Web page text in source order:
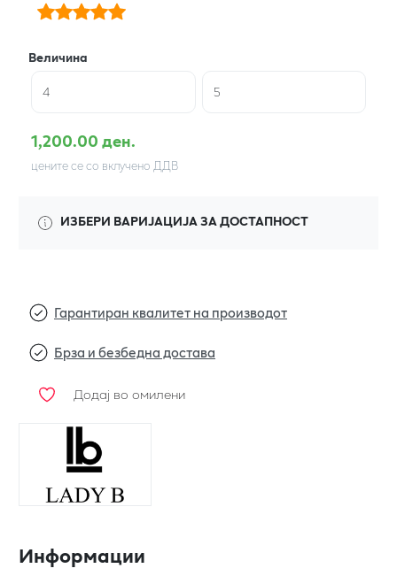
Величина
4
5
1,200.00 ден.
цените се со вклучено ДДВ
ИЗБЕРИ ВАРИЈАЦИЈА ЗА ДОСТАПНОСТ
Гарантиран квалитет на производот
Брза и безбедна достава
Додај во омилени
Информации